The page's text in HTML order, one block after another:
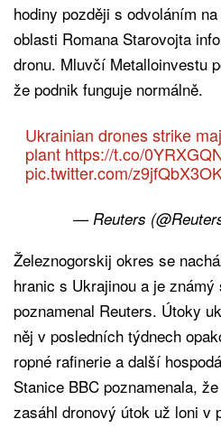
hodiny později s odvoláním
oblasti Romana Starovojta
dronu. Mluvčí Metalloinvestu
že podnik funguje normálně.
Ukrainian drones strike
plant https://t.co/
pic.twitter.com/
— Reuters
Železnogorskij okres se
hranic s Ukrajinou a je
poznamenal Reuters. Útoky
něj v posledních týdnech
ropné rafinerie a další
Stanice BBC poznamenala,
zasáhl dronový útok už loni v